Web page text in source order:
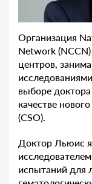
Организация
Network
центров,
выборе
качестве
(CSO).
Доктор Льюис
испытаний для